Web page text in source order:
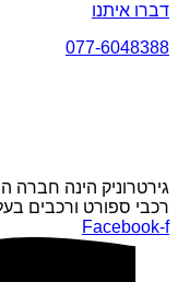
דברו איתנו
077-6048388
גירטרוניק הינה חברה
רכבי ספורט ורכבים
Facebook-f